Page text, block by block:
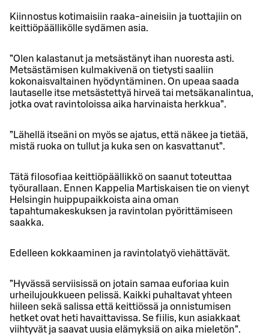
Kiinnostus kotimaisiin raaka-aineisiin ja tuottajiin on
keittiöpäällikölle sydämen asia.
”Olen kalastanut ja metsästänyt ihan nuoresta asti.
Metsästämisen kulmakivenä on tietysti saaliin
kokonaisvaltainen hyödyntäminen. On upeaa saada
lautaselle itse metsästettyä hirveä tai metsäkanalintua,
jotka ovat ravintoloissa aika harvinaista herkkua”.
”Lähellä itseäni on myös se ajatus, että näkee ja tietää,
mistä ruoka on tullut ja kuka sen on kasvattanut”.
Tätä filosofiaa keittiöpäällikkö on saanut toteuttaa
työurallaan. Ennen Kappelia Martiskaisen tie on vienyt
Helsingin huippupaikkoista aina oman
tapahtumakeskuksen ja ravintolan pyörittämiseen
saakka.
Edelleen kokkaaminen ja ravintolatyö viehättävät.
”Hyvässä serviisissä on jotain samaa euforiaa kuin
urheilujoukkueen pelissä. Kaikki puhaltavat yhteen
hiileen sekä salissa että keittiössä ja onnistumisen
hetket ovat heti havaittavissa. Se fiilis, kun asiakkaat
viihtyvät ja saavat uusia elämyksiä on aika mieletön”.